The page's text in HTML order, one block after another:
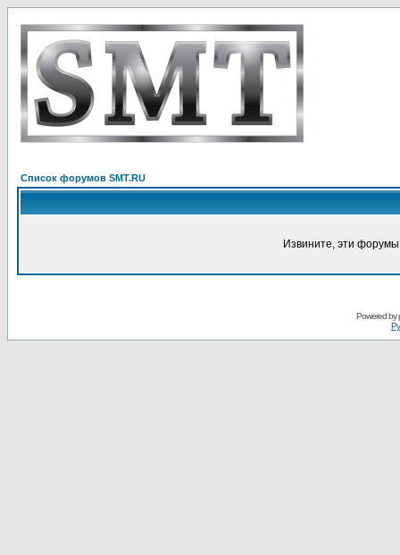
Список форумов SMT.RU
Извините, эти
Powered by